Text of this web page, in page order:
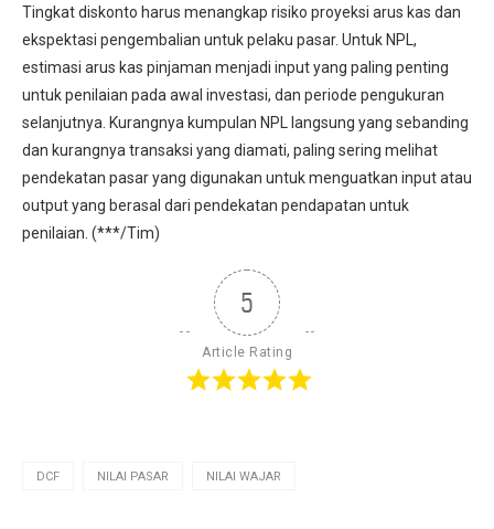
Tingkat diskonto harus menangkap risiko proyeksi arus kas dan
ekspektasi pengembalian untuk pelaku pasar. Untuk NPL,
estimasi arus kas pinjaman menjadi input yang paling penting
untuk penilaian pada awal investasi, dan periode pengukuran
selanjutnya. Kurangnya kumpulan NPL langsung yang sebanding
dan kurangnya transaksi yang diamati, paling sering melihat
pendekatan pasar yang digunakan untuk menguatkan input atau
output yang berasal dari pendekatan pendapatan untuk
penilaian. (***/Tim)
5
Article Rating
DCF NILAI PASAR NILAI WAJAR